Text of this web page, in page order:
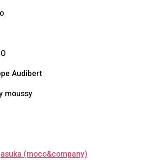
Audibert
moussy
asuka (moco&company)